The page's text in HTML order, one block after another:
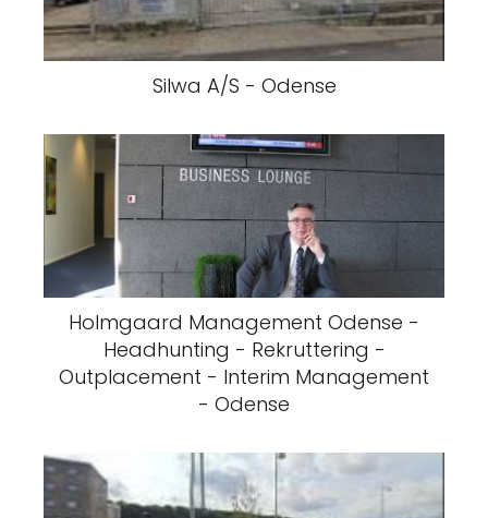
Silwa A/S - Odense
Holmgaard Management Odense -
Headhunting - Rekruttering -
Outplacement - Interim Management
- Odense